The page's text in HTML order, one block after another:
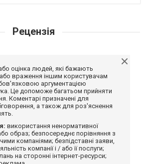
Рецензія
оцінка людей, які бажають
враження іншим користувачам
аргументацією
Це допоможе багатьом прийняти
Коментарі призначені для
а також для роз'яснення
використання ненормативної
образ; безпосереднє порівняння з
компаніями; безпідставні заяви,
компанії і / або її послуги;
на сторонні інтернет-ресурси;